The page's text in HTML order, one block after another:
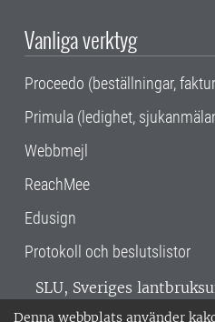
Denna webbplats använder
Vanliga verktyg
Proceedo (beställningar,
Primula (ledighet,
Webbmejl
ReachMee
Edusign
Protokoll och beslutslistor
SLU, Sveriges
verksamhet över hela